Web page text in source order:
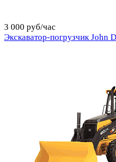
3 000 руб/час
Экскаватор-погрузчик John